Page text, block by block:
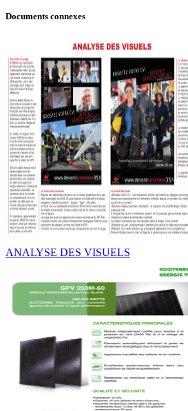
Documents connexes
ANALYSE DES VISUELS